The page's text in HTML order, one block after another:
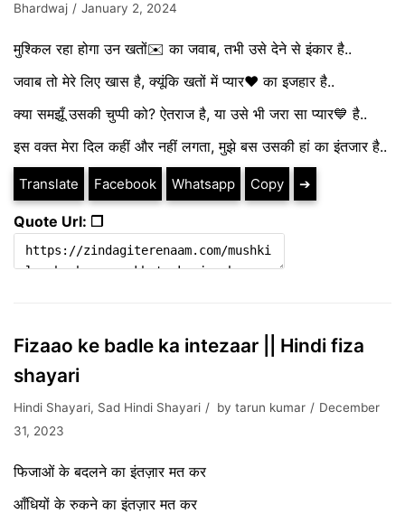
Bhardwaj
January 2, 2024
मुश्किल रहा होगा उन खतों✉️ का जवाब, तभी उसे देने से इंकार है..
जवाब तो मेरे लिए खास है, क्यूंकि खतों में प्यार❤️ का इजहार है..
क्या समझूँ उसकी चुप्पी को? ऐतराज है, या उसे भी जरा सा प्यार💙 है..
इस वक्त मेरा दिल कहीं और नहीं लगता, मुझे बस उसकी हां का इंतजार है..
Translate Facebook Whatsapp Copy ➔
Quote Url: ❐
Fizaao ke badle ka intezaar || Hindi fiza
shayari
Hindi Shayari, Sad Hindi Shayari by tarun kumar
December
31, 2023
फिजाओं के बदलने का इंतज़ार मत कर
आँधियों के रुकने का इंतज़ार मत कर